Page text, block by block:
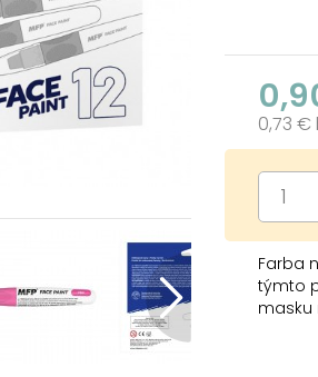
0,73 €
Farba
týmto
masku